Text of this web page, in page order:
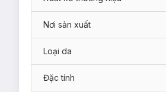
Nơi sản xuất
Loại da
Đặc tính